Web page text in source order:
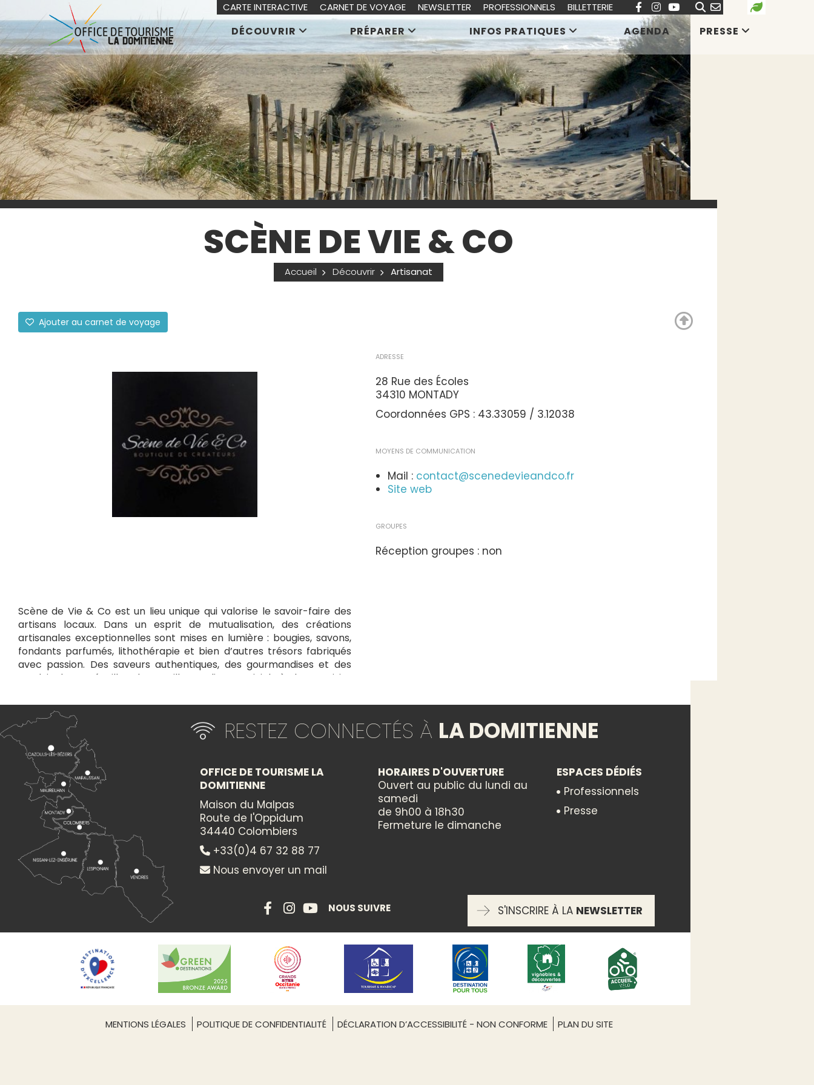
SCÈNE DE VIE & CO
Accueil Découvrir Artisanat
Ajouter au carnet de voyage
Scène de Vie & Co est un lieu unique qui valorise le savoir-faire des
artisans locaux. Dans un esprit de mutualisation, des créations
artisanales exceptionnelles sont mises en lumière : bougies, savons,
fondants parfumés, lithothérapie et bien d’autres trésors fabriqués
avec passion. Des saveurs authentiques, des gourmandises et des
produits locaux éveillent les papilles. Un lieu convivial où chaque visite
découvrir et vous laisser envoûter par des créations uniques !
Itinéraire vers
−
Leaflet| ©
ADRESSE
28 Rue des Écoles
34310 MONTADY
Coordonnées GPS : 43.33059 / 3.12038
MOYENS DE COMMUNICATION
Mail : contact@scenedevieandco.fr
Site web
GROUPES
Réception groupes : non
DÉCOUVRIR PRÉPARER INFOS PRATIQUES AGENDA PRESSE
CARTE INTERACTIVE CARNET DE VOYAGE NEWSLETTER PROFESSIONNELS BILLETTERIE
RESTEZ CONNECTÉS À LA DOMITIENNE
OFFICE DE TOURISME LA
DOMITIENNE
Maison du Malpas
Route de l'Oppidum
34440 Colombiers
+33(0)4 67 32 88 77
Nous envoyer un mail
HORAIRES D'OUVERTURE
Ouvert au public du lundi au
samedi
de 9h00 à 18h30
Fermeture le dimanche
ESPACES DÉDIÉS
Professionnels
Presse
NOUS SUIVRE S'INSCRIRE À LA NEWSLETTER
MENTIONS LÉGALES POLITIQUE DE CONFIDENTIALITÉ DÉCLARATION D’ACCESSIBILITÉ - NON CONFORME PLAN DU SITE